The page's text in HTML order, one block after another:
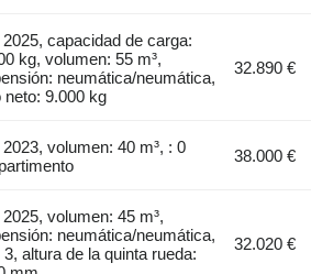
capacidad de carga:
kg, volumen: 55 m³,
neumática/neumática,
neto: 9.000 kg
32.890 €
volumen: 40 m³, : 0
38.000 €
volumen: 45 m³,
neumática/neumática,
3, altura de la quinta rueda:
32.020 €